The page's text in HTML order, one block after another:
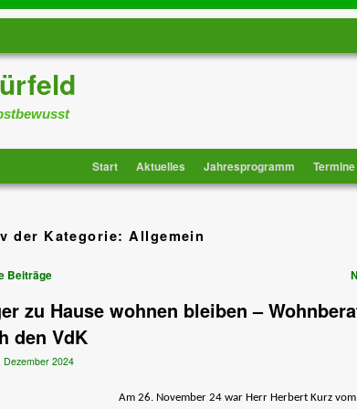
Start Aktuelles Jahresprogramm Termine
der Kategorie:Allgemein
Beiträge
zu Hause wohnen bleiben –
den VdK
Dezember 2024
Am 26. November 24 war Herr Herbert Kurz vom